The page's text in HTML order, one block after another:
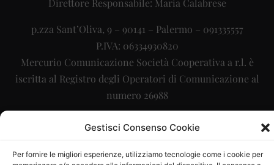
Gestisci Consenso Cookie
Per fornire le migliori esperienze, utilizziamo tecnologie come i cookie per
Direttore Responsabile: Maria Calabrese
p.zza Sant’Oliva, 9 – 90141 – Palermo – 091335557
P.IVA: 06334930820
Mercurio Comunicazione Società Cooperativa a r.l. è
iscritta al Registro degli Operatori di Comunicazione al
numero 26988
Sito gestito da La Digitale srl info@ladigitale.it